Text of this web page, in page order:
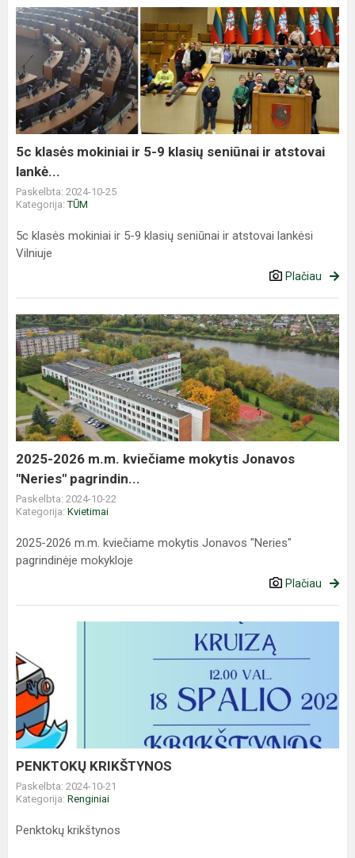
5c
klasės
mokiniai
ir
5-
9
klasių
seniūnai
ir
atstovai
lankė...
5c klasės mokiniai ir 5-9 klasių seniūnai ir atstovai
lankė...
Paskelbta: 2024-10-25
Kategorija:TŪM
5c klasės mokiniai ir 5-9 klasių seniūnai ir atstovai lankėsi
Vilniuje
Plačiau
2025-
2026
m.m.
kviečiame
mokytis
Jonavos
"Neries"
pagrindin...
2025-2026 m.m. kviečiame mokytis Jonavos
"Neries" pagrindin...
Paskelbta: 2024-10-22
Kategorija: Kvietimai
2025-2026 m.m. kviečiame mokytis Jonavos "Neries"
pagrindinėje mokykloje
Plačiau
KRIKŠTYNOS
PENKTOKŲ KRIKŠTYNOS
Paskelbta: 2024-10-21
Kategorija: Renginiai
Penktokų krikštynos